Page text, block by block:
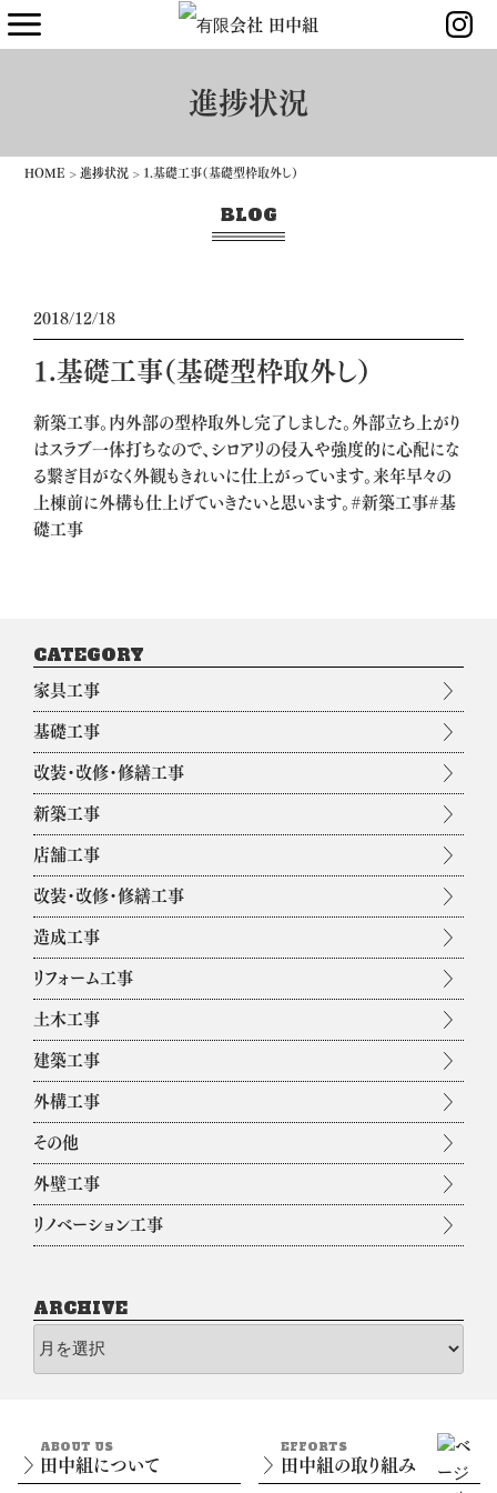
進捗状況
HOME > 進捗状況 > 1.基礎工事（基礎型枠取外し）
BLOG
2018/12/18
1.基礎工事（基礎型枠取外し）
新築工事。内外部の型枠取外し完了しました。外部立ち上がり
はスラブ一体打ちなので、シロアリの侵入や強度的に心配にな
る繋ぎ目がなく外観もきれいに仕上がっています。来年早々の
上棟前に外構も仕上げていきたいと思います。#新築工事#基
礎工事
CATEGORY
家具工事
基礎工事
改装・改修・修繕工事
新築工事
店舗工事
改装・改修・修繕工事
造成工事
リフォーム工事
土木工事
建築工事
外構工事
その他
外壁工事
リノベーション工事
ARCHIVE
田中組について
ABOUT US
田中組の取り組み
EFFORTS